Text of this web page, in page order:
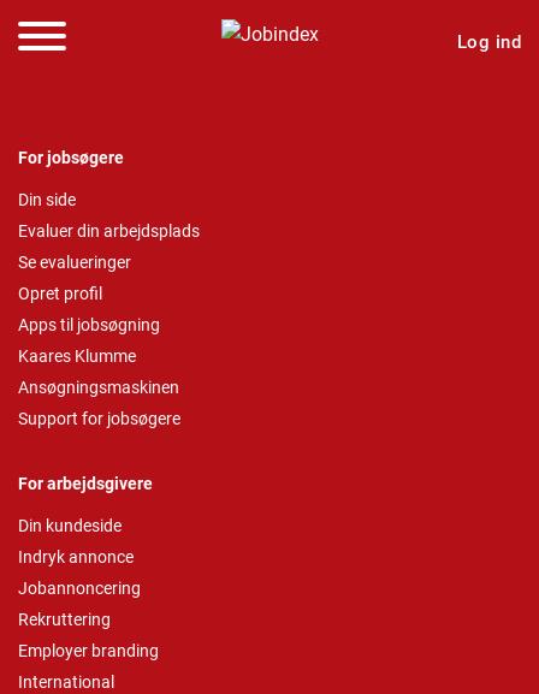
Log ind
For jobsøgere
Din side
Evaluer din arbejdsplads
Se evalueringer
Opret profil
Apps til jobsøgning
Kaares Klumme
Ansøgningsmaskinen
Support for jobsøgere
For arbejdsgivere
Din kundeside
Indryk annonce
Jobannoncering
Rekruttering
Employer branding
International